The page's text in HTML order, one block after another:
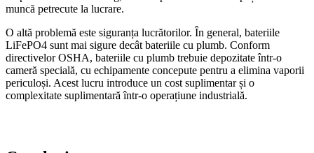
muncă petrecute la lucrare.
O altă problemă este siguranța lucrătorilor. În general, bateriile
LiFePO4 sunt mai sigure decât bateriile cu plumb. Conform
directivelor OSHA, bateriile cu plumb trebuie depozitate într-o
cameră specială, cu echipamente concepute pentru a elimina vaporii
periculoși. Acest lucru introduce un cost suplimentar și o
complexitate suplimentară într-o operațiune industrială.